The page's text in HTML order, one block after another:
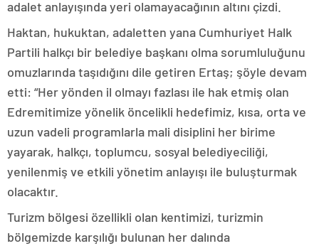
adalet anlayışında yeri olamayacağının altını çizdi.
Haktan, hukuktan, adaletten yana Cumhuriyet Halk
Partili halkçı bir belediye başkanı olma sorumluluğunu
omuzlarında taşıdığını dile getiren Ertaş; şöyle devam
etti: “Her yönden il olmayı fazlası ile hak etmiş olan
Edremitimize yönelik öncelikli hedefimiz, kısa, orta ve
uzun vadeli programlarla mali disiplini her birime
yayarak, halkçı, toplumcu, sosyal belediyeciliği,
yenilenmiş ve etkili yönetim anlayışı ile buluşturmak
olacaktır.
Turizm bölgesi özellikli olan kentimizi, turizmin
bölgemizde karşılığı bulunan her dalında